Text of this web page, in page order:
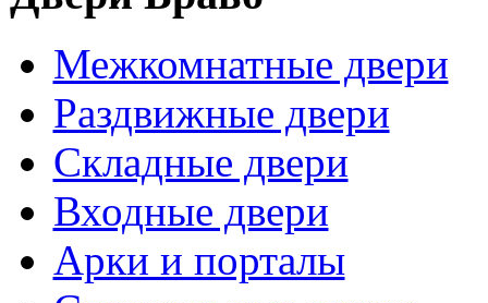
Межкомнатные двери
Раздвижные двери
Складные двери
Входные двери
Арки и порталы